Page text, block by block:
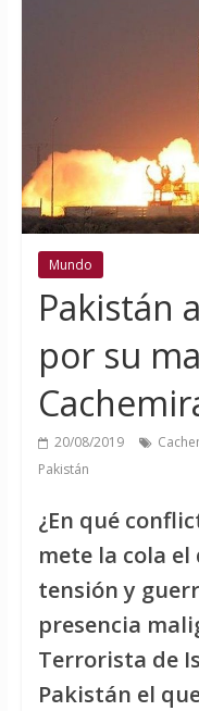
Mundo
Pakistán
por su
20/08/2019
Pakistán
¿En qué
mete la cola
tensión y
presencia
Terrorista de
Pakistán el